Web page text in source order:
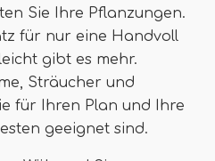
Sie Ihre Pflanzungen.
für nur eine Handvoll
gibt es mehr.
Sträucher und
für Ihren Plan und Ihre
geeignet sind.